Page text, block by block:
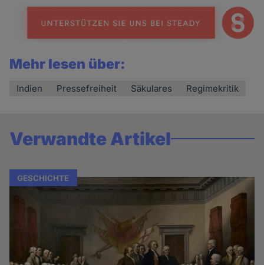
Mehr lesen über:
Indien Pressefreiheit Säkulares Regimekritik
Verwandte Artikel
GESCHICHTE